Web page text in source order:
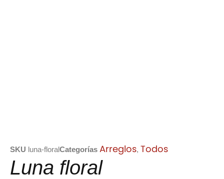
SKU luna-floralCategorías Arreglos, Todos
Luna floral